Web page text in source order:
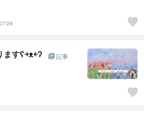
29
ますʕ￫ᴥ￩ʔ
記事